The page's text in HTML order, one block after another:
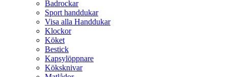
Badrockar
Sport handdukar
Visa alla Handdukar
Klockor
Köket
Bestick
Kapsylöppnare
Köksknivar